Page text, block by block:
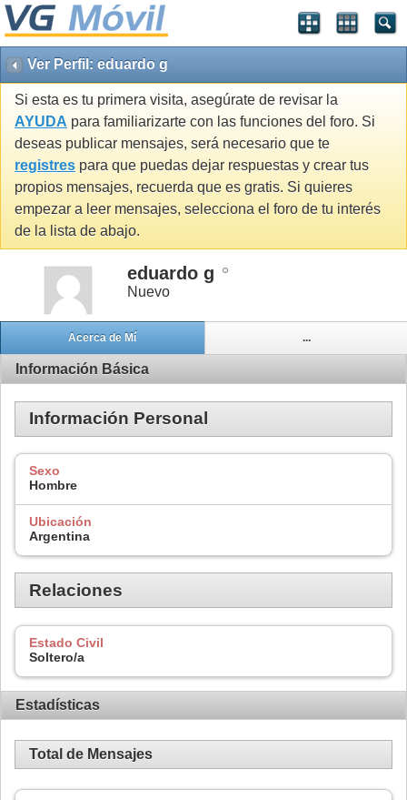
Ver Perfil: eduardo g
Si esta es tu primera visita, asegúrate de revisar la
AYUDA para familiarizarte con las funciones del foro. Si
deseas publicar mensajes, será necesario que te
registres para que puedas dejar respuestas y crear tus
propios mensajes, recuerda que es gratis. Si quieres
empezar a leer mensajes, selecciona el foro de tu interés
de la lista de abajo.
eduardo g
Nuevo
Acerca de Mí ...
Información Básica
Información Personal
Sexo
Hombre
Ubicación
Argentina
Relaciones
Estado Civil
Soltero/a
Estadísticas
Total de Mensajes